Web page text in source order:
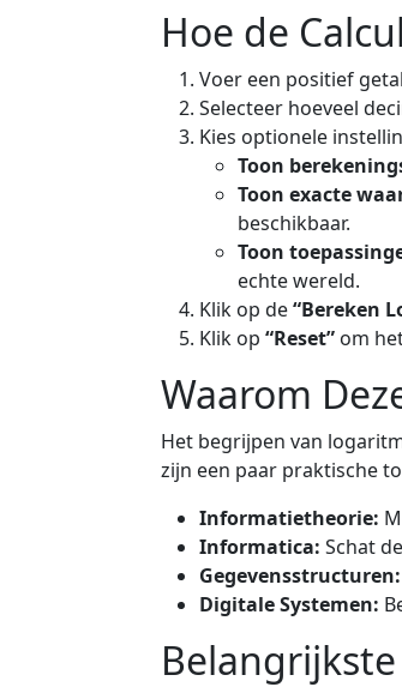
Hoe de
Voer een positief
Selecteer hoeveel
Kies optionele
Toon
Toon exacte
beschikbaar.
Toon
echte wereld.
Klik op de“Bereken
Klik op “Reset” om
Waarom
Het begrijpen van
zijn een paar praktische
Informatietheorie:
Informatica: Schat de
Gegevensstructuren:
Digitale Systemen: